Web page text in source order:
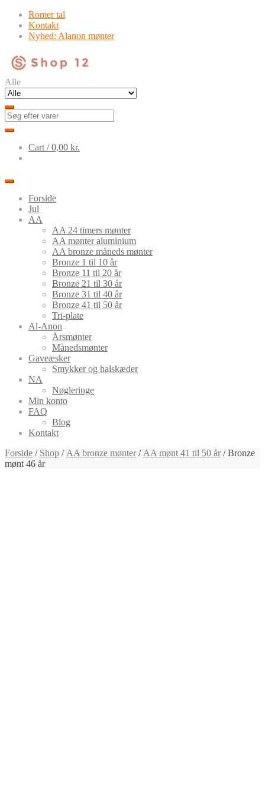
Skip
navigation
Skip
content
Romer tal
Kontakt
Nyhed: Alanon mønter
Alle
Cart /0,00 kr.
Forside
Jul
AA
AA 24 timers mønter
AA mønter aluminium
AA bronze måneds mønter
Bronze 1 til 10 år
Bronze 11 til 20 år
Bronze 21 til 30 år
Bronze 31 til 40 år
Bronze 41 til 50 år
Tri-plate
Al-Anon
Årsmønter
Månedsmønter
Gaveæsker
Smykker og halskæder
NA
Nøgleringe
Min konto
FAQ
Blog
Kontakt
Forside / Shop / AA bronze mønter/ AA mønt 41 til 50 år/ Bronze
mønt 46 år